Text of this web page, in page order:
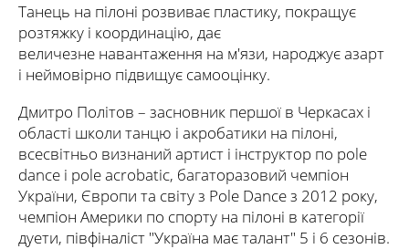
Танець на пілоні розвиває пластику, покращує
розтяжку і координацію, дає
величезне навантаження на м'язи, народжує азарт
і неймовірно підвищує самооцінку.
Дмитро Політов – засновник першої в Черкасах і
області школи танцю і акробатики на пілоні,
всесвітньо визнаний артист і інструктор по pole
dance і pole acrobatic, багаторазовий чемпіон
України, Європи та світу з Pole Dance з 2012 року,
чемпіон Америки по спорту на пілоні в категорії
дуети, півфіналіст "Україна має талант" 5 і 6 сезонів.